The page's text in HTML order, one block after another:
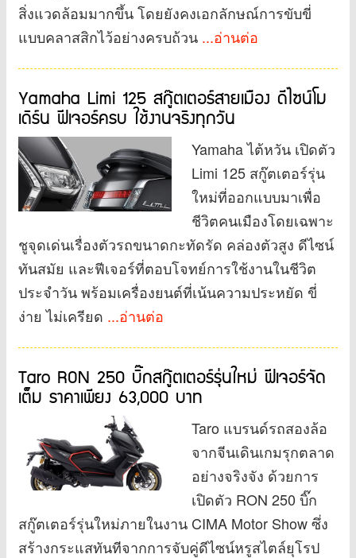
สิ่งแวดล้อมมากขึ้น โดยยังคงเอกลักษณ์การขับขี่
แบบคลาสสิกไว้อย่างครบถ้วน ...อ่านต่อ
Yamaha Limi 125 สกู๊ตเตอร์สายเมือง ดีไซน์โม
เดิร์น ฟีเจอร์ครบ ใช้งานจริงทุกวัน
Yamaha ไต้หวัน เปิดตัว
Limi 125 สกู๊ตเตอร์รุ่น
ใหม่ที่ออกแบบมาเพื่อ
ชีวิตคนเมืองโดยเฉพาะ
ชูจุดเด่นเรื่องตัวรถขนาดกะทัดรัด คล่องตัวสูง ดีไซน์
ทันสมัย และฟีเจอร์ที่ตอบโจทย์การใช้งานในชีวิต
ประจำวัน พร้อมเครื่องยนต์ที่เน้นความประหยัด ขี่
ง่าย ไม่เครียด ...อ่านต่อ
Taro RON 250 บิ๊กสกู๊ตเตอร์รุ่นใหม่ ฟีเจอร์จัด
เต็ม ราคาเพียง 63,000 บาท
Taro แบรนด์รถสองล้อ
จากจีนเดินเกมรุกตลาด
อย่างจริงจัง ด้วยการ
เปิดตัว RON 250 บิ๊ก
สกู๊ตเตอร์รุ่นใหม่ภายในงาน CIMA Motor Show ซึ่ง
สร้างกระแสทันทีจากการจับคู่ดีไซน์หรูสไตล์ยุโรป